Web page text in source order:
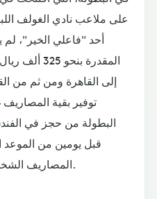
على ملاعب نادي الغولف
أحد "فاعلي الخير"، لم
إلى القاهرة ومن ثم من
توفير بقية
البطولة من حجز في
قبل يومين من الموعد
المصاريف الشخصية على نفقة عائلة اللاعبين.